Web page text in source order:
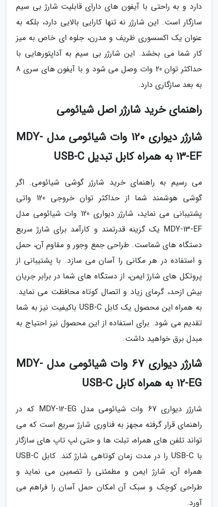
دارد و به راحتی با آیفون های دارای قابلیت شارژ بی سیم
سازگار است. این شارژر نه تنها کارایی بالایی دارد، بلکه به
عنوان یک اکسسوری ظریف و مدرن، جلوه ای خاص به میز
کار شما می بخشد. این شارژر بی سیم به آداپتورهایی با
حداکثر توان 20 وات وصل می شود و با آیفون های سری 8
به بعد سازگاری دارد.
راهنمای خرید شارژر اصل شیائومی
شارژر دیواری 120 وات شیائومی مدل MDY-
13-EF به همراه کابل تبدیل USB-C
می رسیم به راهنمای خرید شارژر گوشی شیائومی. اگر
گوشی هوشمند شما از حداکثر توان خروجی 120 واتی
پشتیبانی می نماید، شارژر دیواری 120 وات شیائومی مدل
MDY-13-EF یک گزینه قدرتمند و کارآمد برای شارژ سریع
دستگاه های شماست. طراحی جمع وجور و مقاوم آن، حمل
و استفاده در هر مکانی را آسان می سازد. با پشتیبانی از
پروتکل های شارژ ایمن، از دستگاه های شما در برابر جریان
بیش ازحد، گرمای زیاد و اتصال کوتاه محافظت می نماید.
به همراه این محصول یک کابل USB-C باکیفیت نیز به شما
تقدیم می شود. برای استفاده از این محصول نیز احتیاج به
مبدل برق خواهید داشت.
شارژر دیواری 67 وات شیائومی مدل MDY-
12-EG به همراه کابل USB-C
شارژر دیواری 67 وات شیائومی مدل MDY-12-EG که در
راهنمای قرار گرفته مجهز به فناوری شارژ سریع است که می
تواند تلفن های همراه، تبلت ها و حتی لپ تاپ های سازگار
با USB-C را در مدت زمان کوتاهی شارژ کند. کابل USB-C
همراه آن، شارژ ایمن و مطمئنی را تضمین می نماید و
طراحی کوچک و سبک آن امکان حمل آسان را فراهم می
آورد.